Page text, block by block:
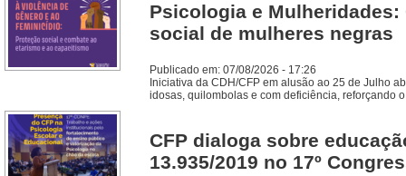
Psicologia e
social de mulheres negras
Publicado em: 07/08/2026 - 17:26
Iniciativa da CDH/CFP em alusão ao 25 de Julho
idosas, quilombolas e com deficiência, reforçando
CFP dialoga sobre
13.935/2019 no 17º